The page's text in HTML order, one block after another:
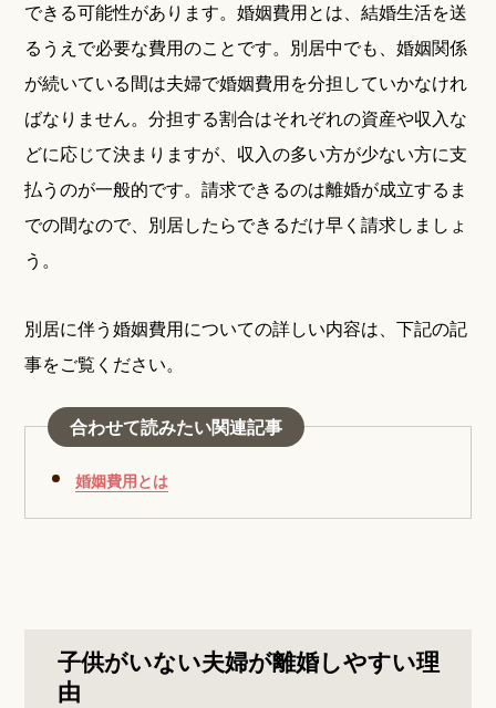
できる可能性があります。婚姻費用とは、結婚生活を送
るうえで必要な費用のことです。別居中でも、婚姻関係
が続いている間は夫婦で婚姻費用を分担していかなけれ
ばなりません。分担する割合はそれぞれの資産や収入な
どに応じて決まりますが、収入の多い方が少ない方に支
払うのが一般的です。請求できるのは離婚が成立するま
での間なので、別居したらできるだけ早く請求しましょ
う。
別居に伴う婚姻費用についての詳しい内容は、下記の記
事をご覧ください。
合わせて読みたい関連記事
婚姻費用とは
子供がいない夫婦が離婚しやすい理
由